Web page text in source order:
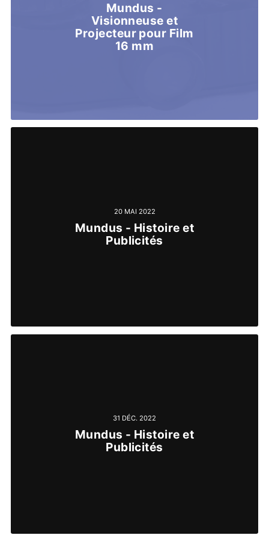
Mundus -
Visionneuse et
Projecteur pour Film
16 mm
20 MAI 2022
Mundus - Histoire et
Publicités
31 DÉC. 2022
Mundus - Histoire et
Publicités